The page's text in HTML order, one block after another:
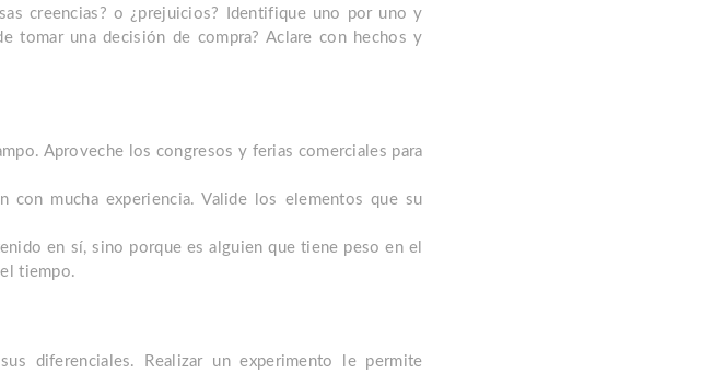
creencias? o ¿prejuicios? Identifique uno por uno y
tomar una decisión de compra? Aclare con hechos y
Aproveche los congresos y ferias comerciales para
con mucha experiencia. Valide los elementos que su
en sí, sino porque es alguien que tiene peso en el
tiempo.
diferenciales. Realizar un experimento le permite